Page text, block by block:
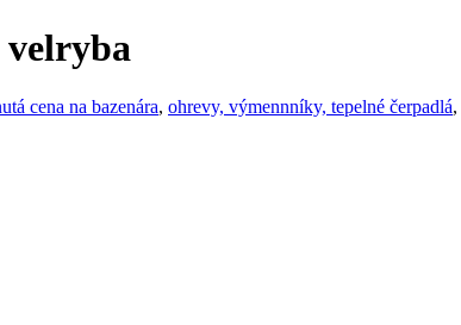
cena na bazenára, ohrevy, výmennníky, tepelné čerpadlá,